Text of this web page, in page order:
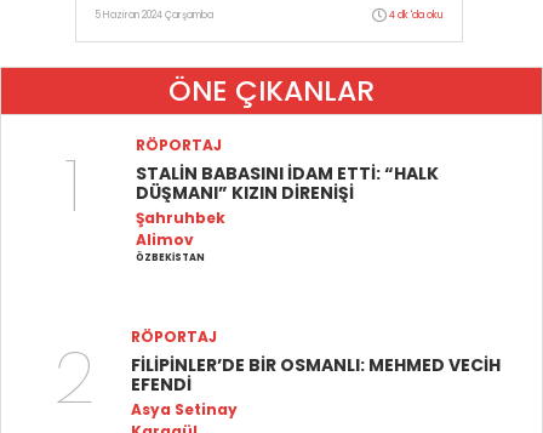
5 Haziran 2024 Çarşamba 4 dk 'da oku
ÖNE ÇIKANLAR
1 RÖPORTAJ
STALİN BABASINI İDAM ETTİ: “HALK
DÜŞMANI” KIZIN DİRENİŞİ
Şahruhbek
Alimov
ÖZBEKİSTAN
2 RÖPORTAJ
FİLİPİNLER’DE BİR OSMANLI: MEHMED VECİH
EFENDİ
Asya Setinay